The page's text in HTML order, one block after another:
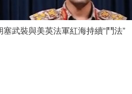
塞武裝與美英法軍紅海持續“鬥法”